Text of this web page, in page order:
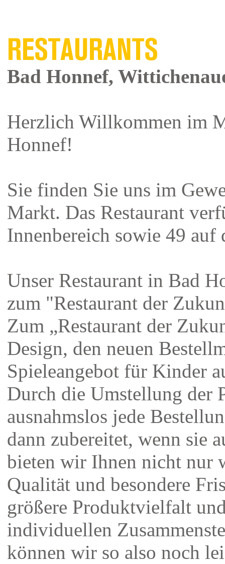
RESTAURANTS
Bad Honnef,
Herzlich Willkommen im
Honnef!
Sie finden Sie uns im
Markt. Das Restaurant
Innenbereich sowie 49 auf
Unser Restaurant in Bad
zum "Restaurant der
Zum „Restaurant der
Design, den neuen
Spieleangebot für Kinder
Durch die Umstellung der
ausnahmslos jede
dann zubereitet, wenn sie
bieten wir Ihnen nicht nur
Qualität und besondere
größere Produktvielfalt
individuellen
können wir so also noch